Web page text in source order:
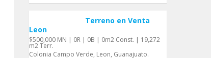
Terreno en Venta
Leon
$500,000 MN | 0R | 0B | 0m2 Const. | 19,272
m2 Terr.
Colonia Campo Verde, Leon, Guanajuato.